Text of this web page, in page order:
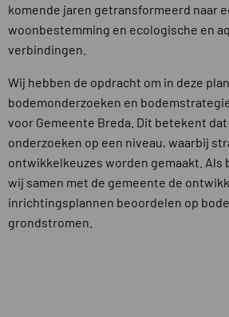
komende jaren getransformeerd naar
woonbestemming en ecologische en
verbindingen.
Wij hebben de opdracht om in deze
bodemonderzoeken en
voor Gemeente Breda. Dit betekent
onderzoeken op een niveau, waarbij
ontwikkelkeuzes worden gemaakt. Als
wij samen met de gemeente de
inrichtingsplannen beoordelen op
grondstromen.